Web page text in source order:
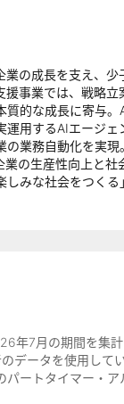
業の成長を支え、少
援事業では、戦略立
質的な成長に寄与
用するAIエージェ
の業務自動化を実
業の生産性向上と社
しみな社会をつく
ング・AI導入)
齢化)
続的成長を促すため
決するため
な社会をつくる」
年7月の期間を集計
データを使用して
パートタイマー・